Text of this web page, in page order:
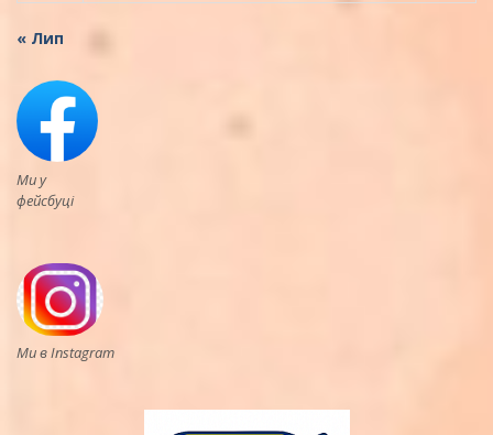
« Лип
Ми у
фейсбуці
Ми в Instagram